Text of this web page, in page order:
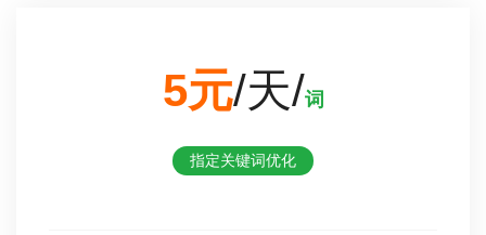
5元/天/词
指定关键词优化